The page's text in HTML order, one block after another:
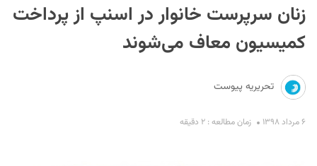
زنان سرپرست خانوار در اسنپ از پرداخت
کمیسیون معاف می‌شوند
تحریریه پیوست
۶ مرداد ۱۳۹۸ زمان مطالعه : ۲ دقیقه